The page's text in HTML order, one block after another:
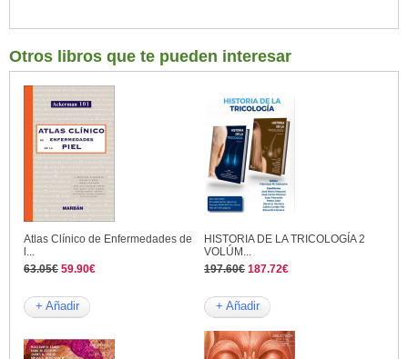
Otros libros que te pueden interesar
Atlas Clínico de Enfermedades de
l...
63.05€ 59.90€
+ Añadir
HISTORIA DE LA TRICOLOGÍA 2
VOLÚM...
197.60€ 187.72€
+ Añadir